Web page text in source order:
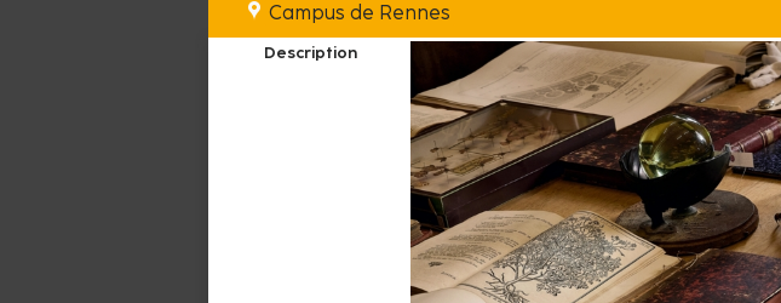
Campus de Rennes
Description